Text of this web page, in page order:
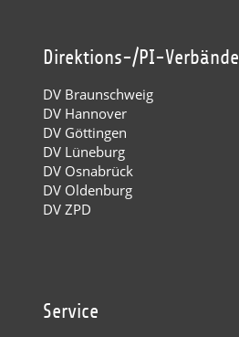
Direktions-/PI-Verbände
DV Braunschweig
DV Hannover
DV Göttingen
DV Lüneburg
DV Osnabrück
DV Oldenburg
DV ZPD
Service